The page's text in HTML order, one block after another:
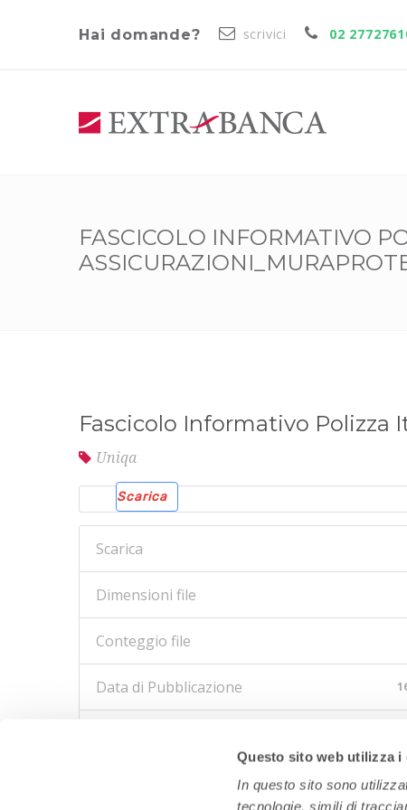
Questo sito web utilizza i
In questo sito sono
tecnologie, simili di
Hai domande? scrivici 02
FASCICOLO INFORMATIVO
Fascicolo Informativo Polizza
Uniqa
Scarica
Scarica
Dimensioni file
Conteggio file
Data di Pubblicazione